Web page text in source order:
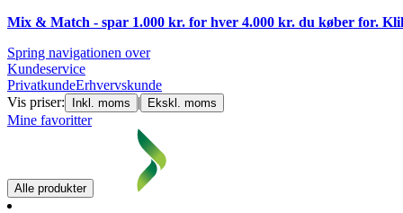
Mix & Match - spar 1.000 kr. for hver 4.000 kr. du køber for.
Spring navigationen over
Kundeservice
PrivatkundeErhvervskunde
Vis priser:
Inkl. moms | Ekskl. moms
Mine favoritter
Alle produkter